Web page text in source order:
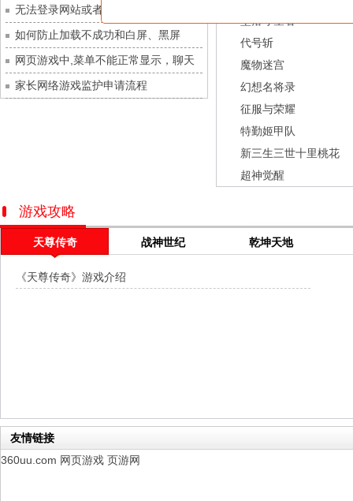
代号斩
每日新服
异星战舰
每日新服
今日 10:00点
云上契约
每日新服
今日 10:00点
梦幻回响
每日新服
今日 10:00点
灵魂契约
山海经异兽录 每日新服
今日 10:00点
仙魔劫
每日新服
今日 9:00点
仙剑奇侠传：新的开始
每日新服
的条款和条件
无法登录网站或者看不到游戏列表的解
决方法
如何防止加载不成功和白屏、黑屏
网页游戏中,菜单不能正常显示，聊天
及其它功能不能正常使用的解决办法
家长网络游戏监护申请流程
坠落守望者
代号斩
魔物迷宫
幻想名将录
征服与荣耀
特勤姬甲队
新三生三世十里桃花
超神觉醒
游戏攻略
天尊传奇 战神世纪 乾坤天地
《天尊传奇》游戏介绍
友情链接
360uu.com 网页游戏 页游网